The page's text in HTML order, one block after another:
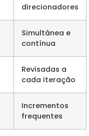
direcionadores
Simultânea e
contínua
Revisadas a
cada iteração
Incrementos
frequentes